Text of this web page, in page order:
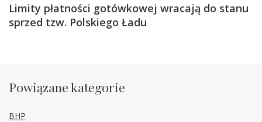
Limity płatności gotówkowej wracają do stanu
sprzed tzw. Polskiego Ładu
Powiązane kategorie
BHP